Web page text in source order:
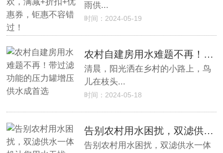
雨供...
时间：2024-05-19
农村自建房用水难题不再！带过滤功能的压力罐增压供水成首选
​清晨，阳光洒在乡村的小路上，鸟
儿在枝头...
时间：2024-05-18
告别农村用水困扰，双滤供水一体机让您用水无忧
告别农村用水困扰，双滤供水一体